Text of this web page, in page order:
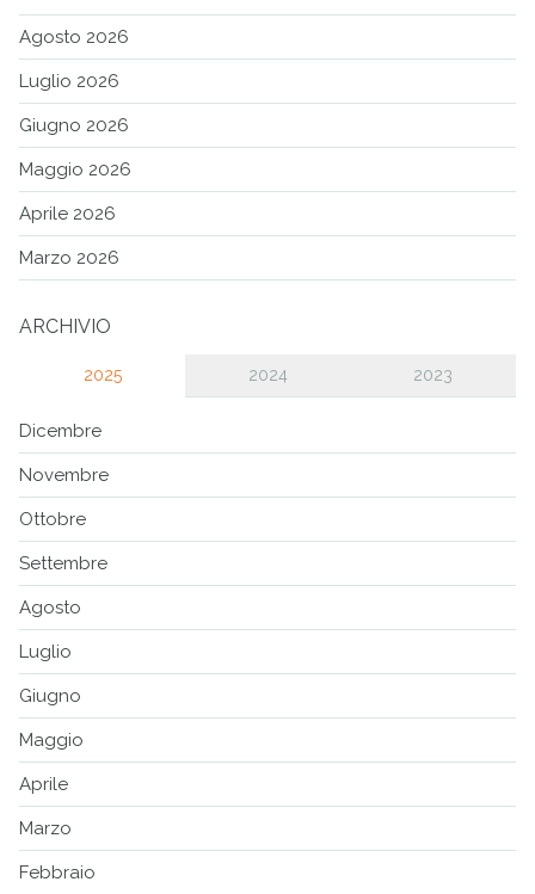
Agosto 2026
Luglio 2026
Giugno 2026
Maggio 2026
Aprile 2026
Marzo 2026
ARCHIVIO
2025 2024 2023
Dicembre
Novembre
Ottobre
Settembre
Agosto
Luglio
Giugno
Maggio
Aprile
Marzo
Febbraio